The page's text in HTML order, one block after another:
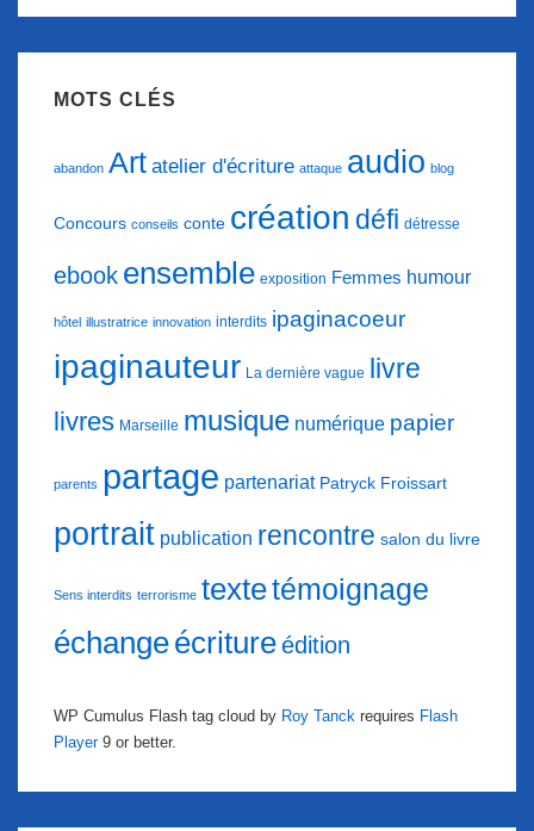
MOTS CLÉS
abandon Art atelier d'écriture attaque audio blog
Concours conseils conte création défi détresse
ebook ensemble exposition Femmes humour
hôtel illustratrice innovation interdits ipaginacoeur
ipaginauteur La dernière vague livre
livres Marseille musique numérique papier
parents partage partenariat Patryck Froissart
portrait publication rencontre salon du livre
Sens interdits terrorisme textetémoignage
échangeécritureédition
WP Cumulus Flash tag cloud by Roy Tanck requires Flash
Player9 or better.